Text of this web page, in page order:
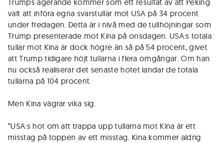
Trumps agerande kommer som ett resultat av att Peking
valt att införa egna svarstullar mot USA på 34 procent
under fredagen. Detta är i nivå med de tullhöjningar som
Trump presenterade mot Kina på onsdagen. USA:s totala
tullar mot Kina är dock högre än så på 54 procent, givet
att Trump tidigare höjt tullarna i flera omgångar. Om han
nu också realiserar det senaste hotet landar de totala
tullarna på 104 procent.
Men Kina vägrar vika sig.
“USA:s hot om att trappa upp tullarna mot Kina är ett
misstag på toppen av ett misstag. Kina kommer aldrig